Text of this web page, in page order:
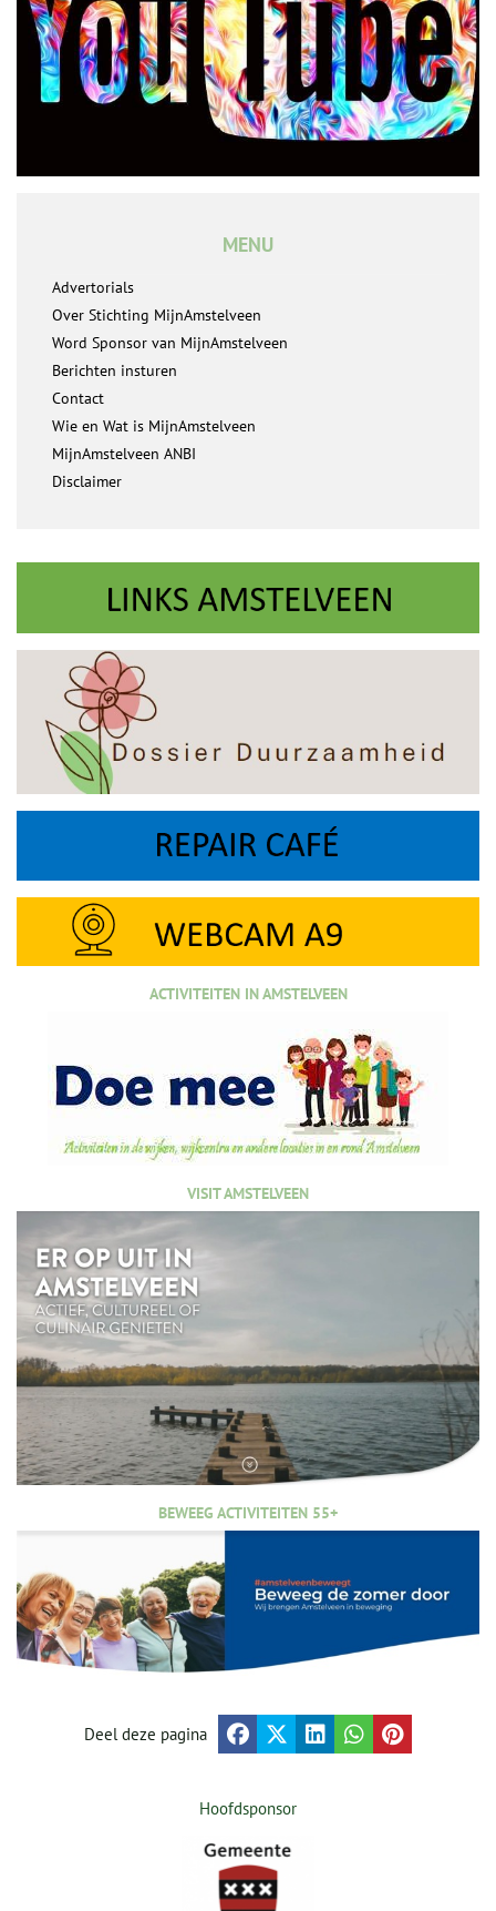
MENU
Advertorials
Over Stichting MijnAmstelveen
Word Sponsor van MijnAmstelveen
Berichten insturen
Contact
Wie en Wat is MijnAmstelveen
MijnAmstelveen ANBI
Disclaimer
ACTIVITEITEN IN AMSTELVEEN
VISIT AMSTELVEEN
BEWEEG ACTIVITEITEN 55+
Deel deze pagina
Hoofdsponsor